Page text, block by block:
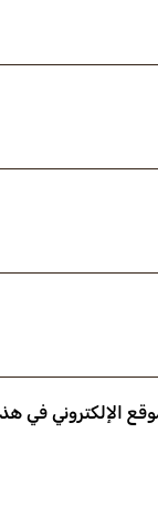
الإلكتروني في